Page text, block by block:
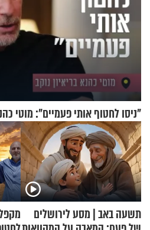
"ניסו לחטוף אותי פעמיים": מוטי
תשעה באב | מסע לירושלים